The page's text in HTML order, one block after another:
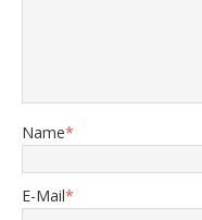
Name*
E-Mail*